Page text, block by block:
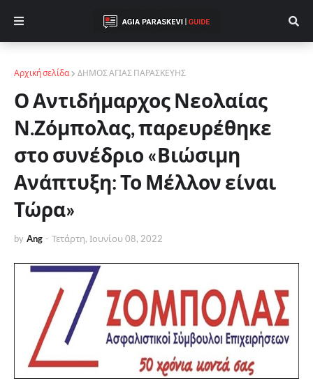
Αρχική σελίδα ΔΗΜΟΣ ΑΓΙΑΣ ΠΑΡΑΣΚΕΥΗΣ
Ο Αντιδήμαρχος Νεολαίας
Ν.Ζόμπολας, παρευρέθηκε
στο συνέδριο «Βιώσιμη
Ανάπτυξη: Το Μέλλον είναι
Τώρα»
by Ang - Τετάρτη, Ιουνίου 08, 2022